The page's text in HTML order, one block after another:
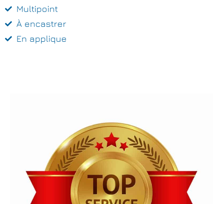
Multipoint
À encastrer
En applique